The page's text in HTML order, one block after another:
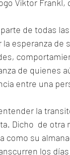
Viktor Frankl,
de todas
la esperanza de
de quienes
entre una
la
Dicho  de otra
como su
los